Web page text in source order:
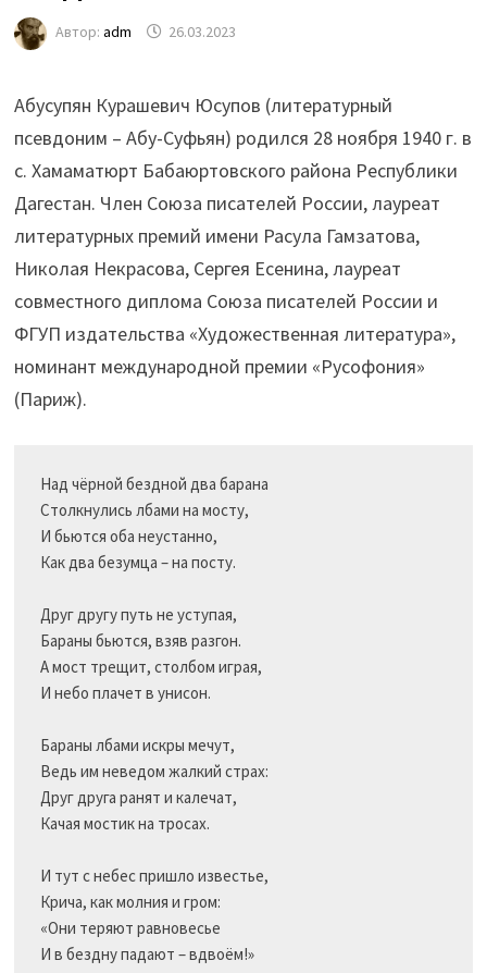
Автор: adm 26.03.2023
Абусупян Курашевич Юсупов (литературный
псевдоним – Абу-Суфьян) родился 28 ноября 1940 г. в
с. Хамаматюрт Бабаюртовского района Республики
Дагестан. Член Союза писателей России, лауреат
литературных премий имени Расула Гамзатова,
Николая Некрасова, Сергея Есенина, лауреат
совместного диплома Союза писателей России и
ФГУП издательства «Художественная литература»,
номинант международной премии «Русофония»
(Париж).
Над чёрной бездной два барана
Столкнулись лбами на мосту,
И бьются оба неустанно,
Как два безумца – на посту.
Друг другу путь не уступая,
Бараны бьются, взяв разгон.
А мост трещит, столбом играя,
И небо плачет в унисон.
Бараны лбами искры мечут,
Ведь им неведом жалкий страх:
Друг друга ранят и калечат,
Качая мостик на тросах.
И тут с небес пришло известье,
Крича, как молния и гром:
«Они теряют равновесье
И в бездну падают – вдвоём!»